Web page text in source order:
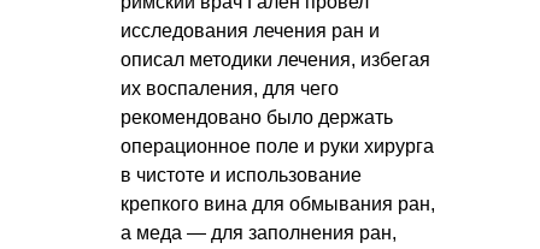
исследования лечения ран и
описал методики лечения, избегая
их воспаления, для чего
рекомендовано было держать
операционное поле и руки хирурга
в чистоте и использование
крепкого вина для обмывания ран,
а меда — для заполнения ран,